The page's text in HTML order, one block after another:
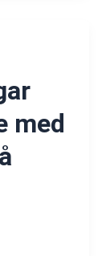
med